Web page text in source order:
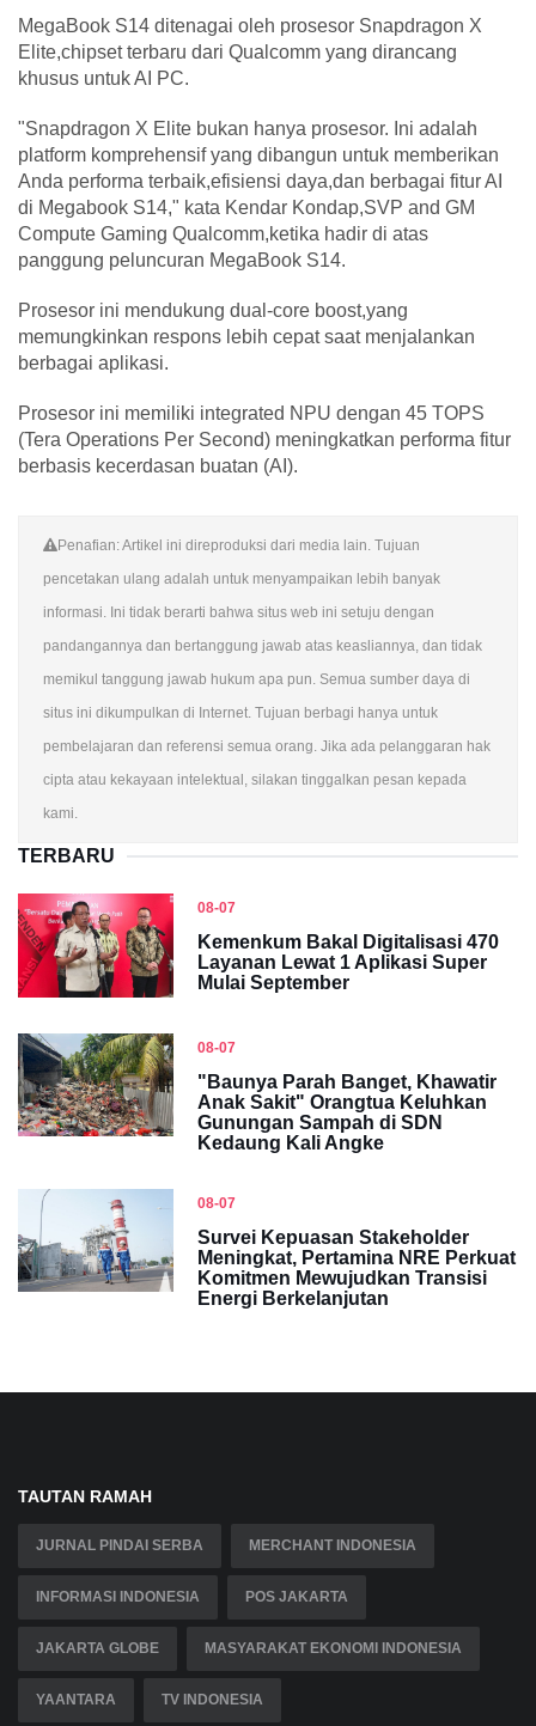
MegaBook S14 ditenagai oleh prosesor Snapdragon X
Elite,chipset terbaru dari Qualcomm yang dirancang
khusus untuk AI PC.
"Snapdragon X Elite bukan hanya prosesor. Ini adalah
platform komprehensif yang dibangun untuk memberikan
Anda performa terbaik,efisiensi daya,dan berbagai fitur AI
di Megabook S14," kata Kendar Kondap,SVP and GM
Compute Gaming Qualcomm,ketika hadir di atas
panggung peluncuran MegaBook S14.
Prosesor ini mendukung dual-core boost,yang
memungkinkan respons lebih cepat saat menjalankan
berbagai aplikasi.
Prosesor ini memiliki integrated NPU dengan 45 TOPS
(Tera Operations Per Second) meningkatkan performa fitur
berbasis kecerdasan buatan (AI).
Penafian: Artikel ini direproduksi dari media lain. Tujuan
pencetakan ulang adalah untuk menyampaikan lebih banyak
informasi. Ini tidak berarti bahwa situs web ini setuju dengan
pandangannya dan bertanggung jawab atas keasliannya, dan tidak
memikul tanggung jawab hukum apa pun. Semua sumber daya di
situs ini dikumpulkan di Internet. Tujuan berbagi hanya untuk
pembelajaran dan referensi semua orang. Jika ada pelanggaran hak
cipta atau kekayaan intelektual, silakan tinggalkan pesan kepada
kami.
TERBARU
08-07
Kemenkum Bakal Digitalisasi 470
Layanan Lewat 1 Aplikasi Super
Mulai September
08-07
"Baunya Parah Banget, Khawatir
Anak Sakit" Orangtua Keluhkan
Gunungan Sampah di SDN
Kedaung Kali Angke
08-07
Survei Kepuasan Stakeholder
Meningkat, Pertamina NRE Perkuat
Komitmen Mewujudkan Transisi
Energi Berkelanjutan
TAUTAN RAMAH
JURNAL PINDAI SERBA MERCHANT INDONESIA
INFORMASI INDONESIA POS JAKARTA
JAKARTA GLOBE MASYARAKAT EKONOMI INDONESIA
YAANTARA TV INDONESIA